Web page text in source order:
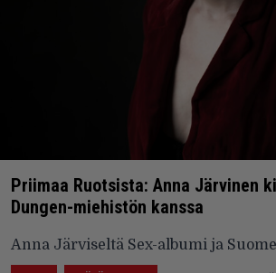
Priimaa Ruotsista: Anna Järvinen
Dungen-miehistön kanssa
Anna Järviseltä Sex-albumi ja